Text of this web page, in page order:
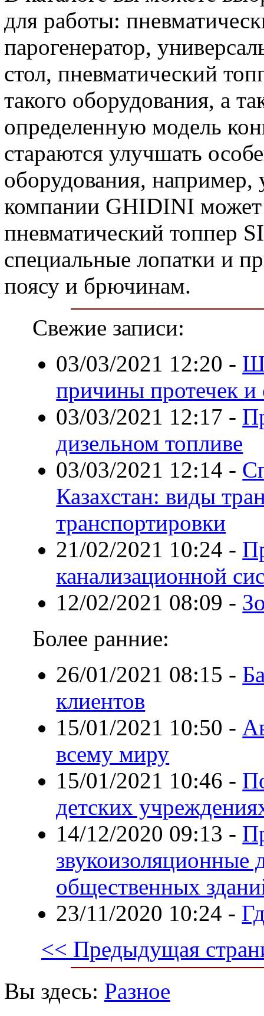
для работы:
парогенератор,
стол, пневматический
такого оборудования, а
определенную модель
стараются улучшать
оборудования,
компании GHIDINI может
пневматический топпер
специальные лопатки и
поясу и брючинам.
Свежие записи:
03/03/2021 12:20 -
причины протечек
03/03/2021 12:17 -
дизельном топливе
03/03/2021 12:14 -
Казахстан: виды
транспортировки
21/02/2021 10:24 -
канализационной
12/02/2021 08:09 -
Более ранние:
26/01/2021 08:15 -
клиентов
15/01/2021 10:50 -
всему миру
15/01/2021 10:46 -
детских
14/12/2020 09:13 -
звукоизоляционные
общественных
23/11/2020 10:24 -
<< Предыдущая
Вы здесь: Разное